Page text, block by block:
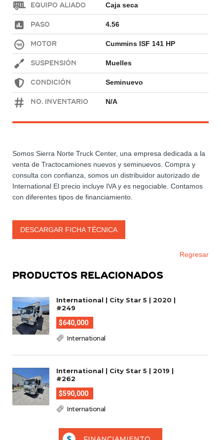
Equipo Aliado Caja seca
Paso 4.56
Motor Cummins ISF 141 HP
Suspensión Muelles
Condición Seminuevo
No. Inventario N/A
Somos Sierra Norte Truck Center, una empresa dedicada a la
venta de Tractocamiones nuevos y seminuevos. Compra y
consulta con confianza, somos un distribuidor autorizado de
International El precio incluye IVA y es negociable. Contamos
con diferentes tipos de financiamiento.
DESCARGAR FICHA TÉCNICA
Regresar
PRODUCTOS RELACIONADOS
International | City Star 5 | 2020 |
#249
$640,000
International
International | City Star 5 | 2019 |
#262
$590,000
International